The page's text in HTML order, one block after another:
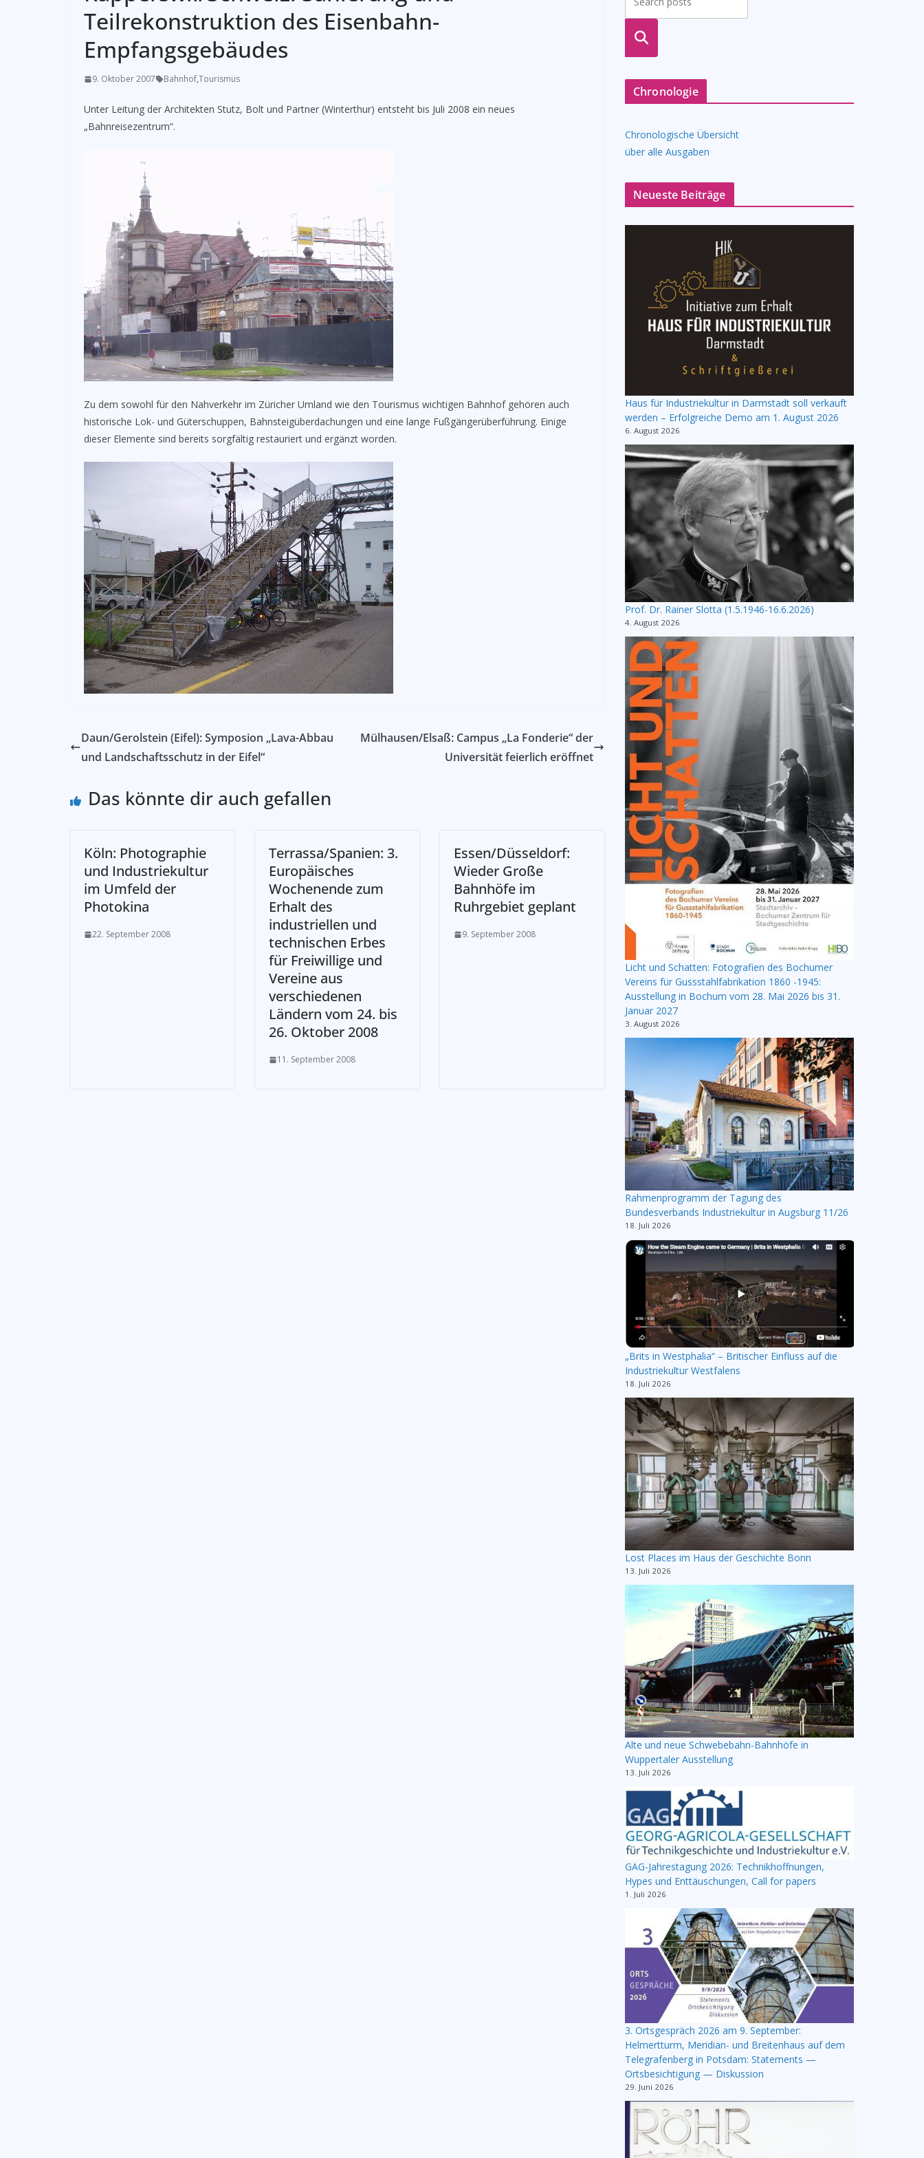
Teilrekonstruktion des Eisenbahn-
Empfangsgebäudes
9. Oktober 2007 Bahnhof,Tourismus
Unter Leitung der Architekten Stutz, Bolt und Partner (Winterthur) entsteht bis Juli 2008 ein neues
„Bahnreisezentrum“.
Zu dem sowohl für den Nahverkehr im Züricher Umland wie den Tourismus wichtigen Bahnhof gehören auch
historische Lok- und Güterschuppen, Bahnsteigüberdachungen und eine lange Fußgängerüberführung. Einige
dieser Elemente sind bereits sorgfältig restauriert und ergänzt worden.
Daun/Gerolstein (Eifel): Symposion „Lava-Abbau
und Landschaftsschutz in der Eifel“
Mülhausen/Elsaß: Campus „La Fonderie“ der
Universität feierlich eröffnet
Das könnte dir auch gefallen
Köln: Photographie
und Industriekultur
im Umfeld der
Photokina
22. September 2008
Terrassa/Spanien: 3.
Europäisches
Wochenende zum
Erhalt des
industriellen und
technischen Erbes
für Freiwillige und
Vereine aus
verschiedenen
Ländern vom 24. bis
26. Oktober 2008
11. September 2008
Essen/Düsseldorf:
Wieder Große
Bahnhöfe im
Ruhrgebiet geplant
9. September 2008
suche
Chronologie
Chronologische Übersicht
über alle Ausgaben
Neueste Beiträge
Haus für Industriekultur in Darmstadt soll verkauft
werden – Erfolgreiche Demo am 1. August 2026
6. August 2026
Prof. Dr. Rainer Slotta (1.5.1946-16.6.2026)
4. August 2026
Licht und Schatten: Fotografien des Bochumer
Vereins für Gussstahlfabrikation 1860 -1945:
Ausstellung in Bochum vom 28. Mai 2026 bis 31.
Januar 2027
3. August 2026
Rahmenprogramm der Tagung des
Bundesverbands Industriekultur in Augsburg 11/26
18. Juli 2026
„Brits in Westphalia“ – Britischer Einfluss auf die
Industriekultur Westfalens
18. Juli 2026
Lost Places im Haus der Geschichte Bonn
13. Juli 2026
Alte und neue Schwebebahn-Bahnhöfe in
Wuppertaler Ausstellung
13. Juli 2026
GAG-Jahrestagung 2026: Technikhoffnungen,
Hypes und Enttäuschungen, Call for papers
1. Juli 2026
3. Ortsgespräch 2026 am 9. September:
Helmertturm, Meridian- und Breitenhaus auf dem
Telegrafenberg in Potsdam: Statements —
Ortsbesichtigung — Diskussion
29. Juni 2026